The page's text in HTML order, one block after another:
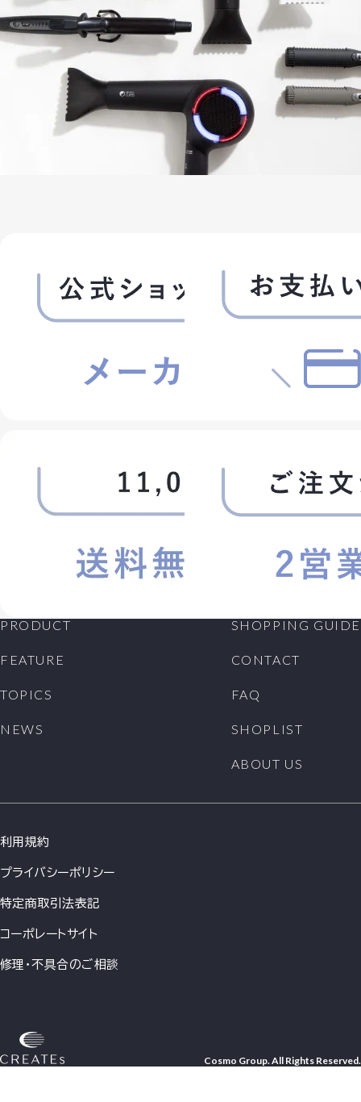
PRODUCT
FEATURE
TOPICS
NEWS
SHOPPING GUIDE
CONTACT
FAQ
SHOPLIST
ABOUT US
利用規約
プライバシーポリシー
特定商取引法表記
コーポレートサイト
修理・不具合のご相談
Cosmo Group. All Rights Reserved.